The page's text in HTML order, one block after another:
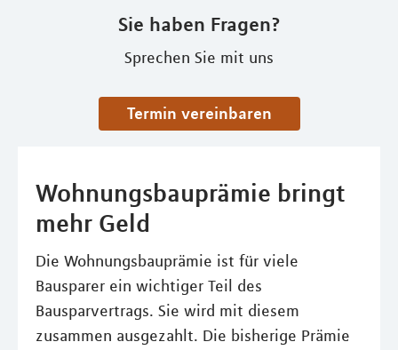
Sie haben Fragen?
Sprechen Sie mit uns
Termin vereinbaren
Wohnungsbauprämie bringt
mehr Geld
Die Wohnungsbauprämie ist für viele
Bausparer ein wichtiger Teil des
Bausparvertrags. Sie wird mit diesem
zusammen ausgezahlt. Die bisherige Prämie